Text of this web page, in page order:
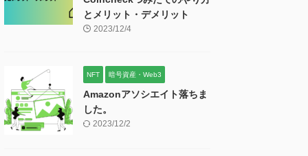
とメリット・デメリット
2023/12/4
NFT 暗号資産・Web3
Amazonアソシエイト落ちま
した。
2023/12/2